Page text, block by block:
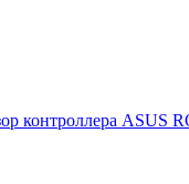
контроллера ASUS